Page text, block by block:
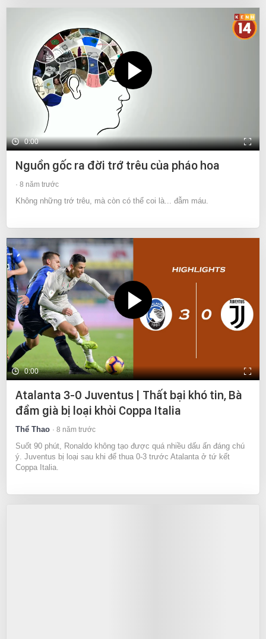
0:00
Nguồn gốc ra đời trớ trêu của pháo hoa
8 năm trước
Không những trớ trêu, mà còn có thể coi là... đẫm máu.
0:00
Atalanta 3-0 Juventus | Thất bại khó tin, Bà
đầm già bị loại khỏi Coppa Italia
Thể Thao 8 năm trước
Suốt 90 phút, Ronaldo không tạo được quá nhiều dấu ấn đáng chú
ý. Juventus bị loại sau khi để thua 0-3 trước Atalanta ở tứ kết
Coppa Italia.